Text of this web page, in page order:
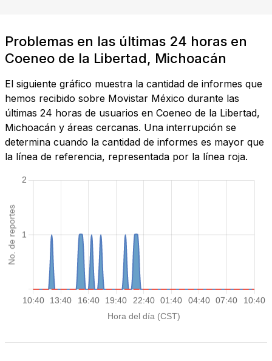
Problemas en las últimas 24 horas en
Coeneo de la Libertad, Michoacán
El siguiente gráfico muestra la cantidad de informes que
hemos recibido sobre Movistar México durante las
últimas 24 horas de usuarios en Coeneo de la Libertad,
Michoacán y áreas cercanas. Una interrupción se
determina cuando la cantidad de informes es mayor que
la línea de referencia, representada por la línea roja.